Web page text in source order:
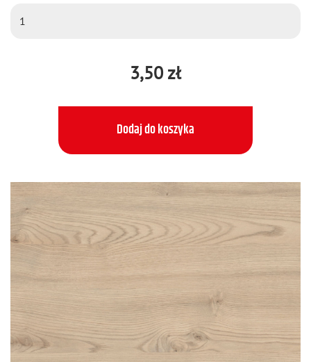
3,50 zł
Dodaj do koszyka